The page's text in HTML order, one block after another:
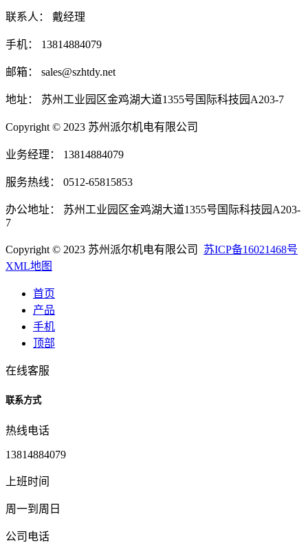
联系人： 戴经理
手机： 13814884079
邮箱： sales@szhtdy.net
地址： 苏州工业园区金鸡湖大道1355号国际科技园A203-7
Copyright © 2023 苏州派尔机电有限公司
业务经理： 13814884079
服务热线： 0512-65815853
办公地址： 苏州工业园区金鸡湖大道1355号国际科技园A203-
7
Copyright © 2023 苏州派尔机电有限公司 苏ICP备16021468号
XML地图
首页
产品
手机
顶部
在线客服
联系方式
热线电话
13814884079
上班时间
周一到周日
公司电话